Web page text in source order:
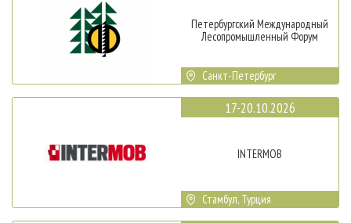
Петербургский Международный
Лесопромышленный Форум
Санкт-Петербург
17-20.10.2026
INTERMOB
Стамбул, Турция